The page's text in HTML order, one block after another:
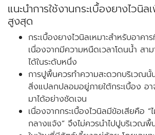
แนะนำการใช้งานกระเบื้องยางไวนิล
สูงสุด
กระเบื้องยางไวนิลเหมาะสำหรับอาคา
เนื่องจากมีความหนืดเวลาโดนน้ำ สา
ได้ในระดับหนึ่ง
การปูพื้นควรทำความสะดวกบริเวณนั้
สิ่งแปลกปลอมอยู่ภายใต้กระเบื้อง อา
มาได้อย่างชัดเจน
เนื่องจากกระเบื้องไวนิลมีข้อเสียคือ “
กลางแจ้ง” จึงไม่ควรนำไปปูบริเวณพื้